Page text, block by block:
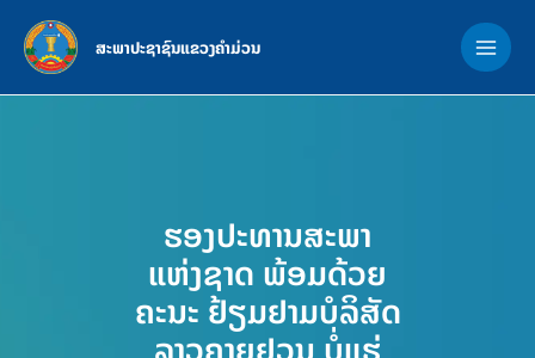
content
ສະພາປະຊາຊົນແຂວງຄຳມ່ວນ
ຮອງປະທານສະພາ
ແຫ່ງຊາດ ພ້ອມດ້ວຍ
ຄະນະ ຢ້ຽມຢາມບໍລິສັດ